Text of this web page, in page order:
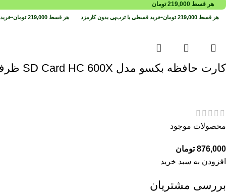
هر قسط 219,000 تومان
هر قسط 219,000 تومان•خرید قسطی با ترب‌پی بدون کارمزد هر قسط 219,000 تومان•
کارت حافظه بکسو مدل SD Card HC 600X ظرفیت 16 گیگابایت
محصولات موجود
876,000 تومان
افزودن به سبد خرید
بررسی مشتریان